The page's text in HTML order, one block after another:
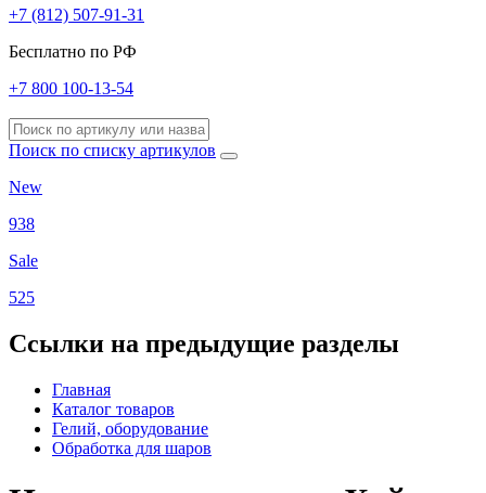
+7 (812) 507-91-31
Бесплатно по РФ
+7 800 100-13-54
Поиск по списку артикулов
New
938
Sale
525
Ссылки на предыдущие разделы
Главная
Каталог товаров
Гелий, оборудование
Обработка для шаров